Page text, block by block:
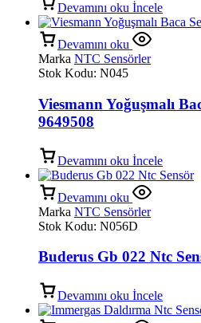
Devamını oku İncele
Devamını oku
Marka NTC Sensörler
Stok Kodu: N045
Viesmann Yoğuşmalı
9649508
Devamını oku İncele
Devamını oku
Marka NTC Sensörler
Stok Kodu: N056D
Buderus Gb 022 Ntc
Devamını oku İncele